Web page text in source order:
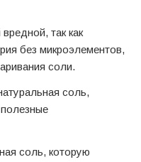
так как
без микроэлементов,
соли.
соль,
соль, которую